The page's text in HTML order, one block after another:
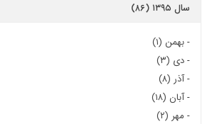
سال ۱۳۹۵ (۸۶)
-بهمن (۱)
-دی (۳)
-آذر (۸)
-آبان (۱۸)
- مهر (۲)